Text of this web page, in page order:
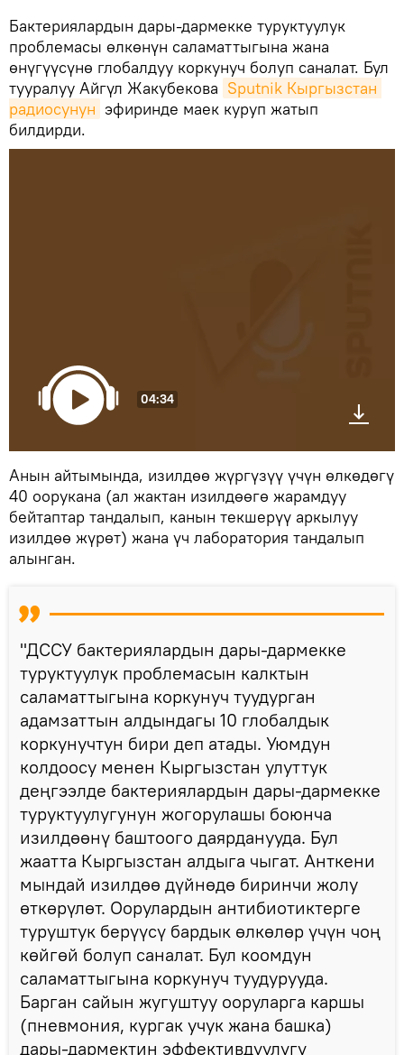
Бактериялардын дары-дармекке туруктуулук
проблемасы өлкөнүн саламаттыгына жана
өнүгүүсүнө глобалдуу коркунуч болуп саналат. Бул
тууралуу Айгүл Жакубекова Sputnik Кыргызстан
радиосунун эфиринде маек куруп жатып
билдирди.
04:34
Анын айтымында, изилдөө жүргүзүү үчүн өлкөдөгү
40 оорукана (ал жактан изилдөөгө жарамдуу
бейтаптар тандалып, канын текшерүү аркылуу
изилдөө жүрөт) жана үч лаборатория тандалып
алынган.
"ДССУ бактериялардын дары-дармекке
туруктуулук проблемасын калктын
саламаттыгына коркунуч туудурган
адамзаттын алдындагы 10 глобалдык
коркунучтун бири деп атады. Уюмдун
колдоосу менен Кыргызстан улуттук
деңгээлде бактериялардын дары-дармекке
туруктуулугунун жогорулашы боюнча
изилдөөнү баштоого даярданууда. Бул
жаатта Кыргызстан алдыга чыгат. Анткени
мындай изилдөө дүйнөдө биринчи жолу
өткөрүлөт. Оорулардын антибиотиктерге
туруштук берүүсү бардык өлкөлөр үчүн чоң
көйгөй болуп саналат. Бул коомдун
саламаттыгына коркунуч туудурууда.
Барган сайын жугуштуу ооруларга каршы
(пневмония, кургак учук жана башка)
дары-дармектин эффективдүүлүгү